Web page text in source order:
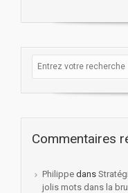
Commentaires
Philippe dans
jolis mots dans la